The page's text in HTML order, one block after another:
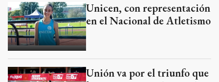
Unicen, con representación
en el Nacional de Atletismo
Unión va por el triunfo que